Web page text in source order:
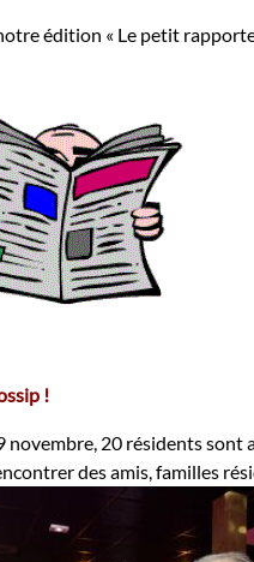
édition « Le petit
!
novembre, 20 résidents sont
des amis, familles